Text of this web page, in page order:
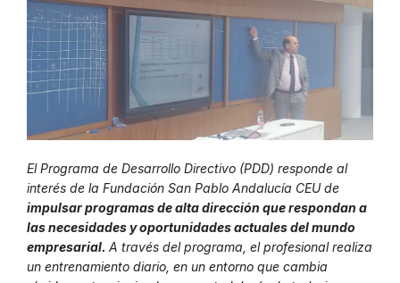
El Programa de Desarrollo Directivo (PDD) responde al
interés de la Fundación San Pablo Andalucía CEU de
impulsar programas de alta dirección que respondan a
las necesidades y oportunidades actuales del mundo
empresarial. A través del programa, el profesional realiza
un entrenamiento diario, en un entorno que cambia